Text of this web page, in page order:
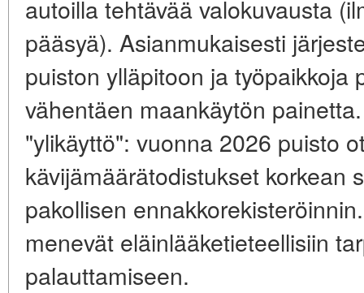
autoilla tehtävää valokuvausta
pääsyä). Asianmukaisesti
puiston ylläpitoon ja työpaikkoja
vähentäen maankäytön
"ylikäyttö": vuonna 2026 puisto
kävijämäärätodistukset korkean
pakollisen
menevät eläinlääketieteellisiin
palauttamiseen.